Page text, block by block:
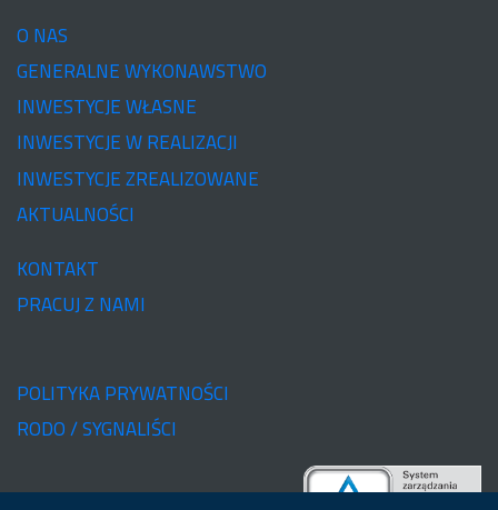
O NAS
GENERALNE WYKONAWSTWO
INWESTYCJE WŁASNE
INWESTYCJE W REALIZACJI
INWESTYCJE ZREALIZOWANE
AKTUALNOŚCI
KONTAKT
PRACUJ Z NAMI
POLITYKA PRYWATNOŚCI
RODO / SYGNALIŚCI